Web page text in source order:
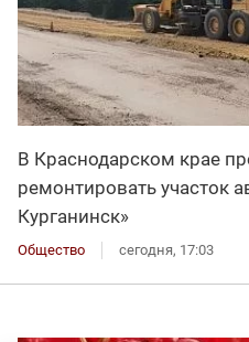
В Краснодарском крае
ремонтировать участок
Курганинск»
Общество сегодня, 17:03